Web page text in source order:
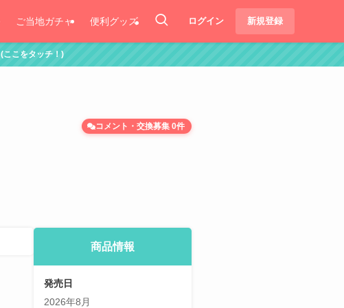
ご当地ガチャ 便利グッズ ログイン 新規登録
コメント・交換募集 0件
商品情報
発売日
2026年8月